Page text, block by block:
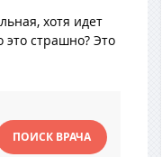
хотя идет
страшно? Это
ПОИСК ВРАЧА